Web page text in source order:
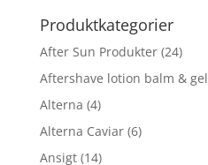
Produktkategorier
After Sun Produkter (24)
Aftershave lotion balm & gel
Alterna (4)
Alterna Caviar (6)
Ansigt (14)